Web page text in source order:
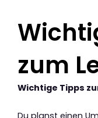
zum
Wichtige Tipps